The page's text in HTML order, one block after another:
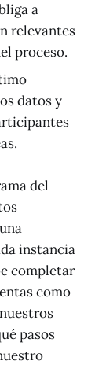
a
relevantes
proceso.
datos y
del
instancia
completar
como
pasos